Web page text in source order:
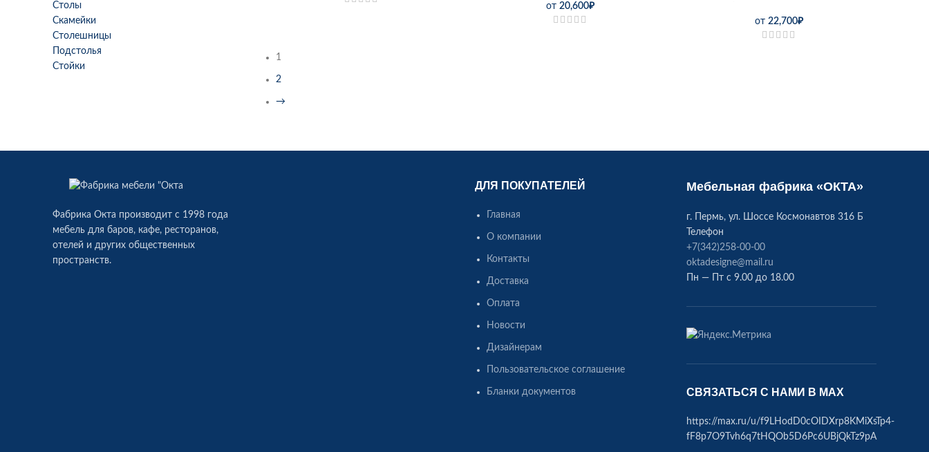
Столы
Скамейки
Столешницы
Подстолья
Стойки
от 20,600₽
от 22,700₽
1
2
→
Фабрика Окта производит c 1998 года
мебель для баров, кафе, ресторанов,
отелей и других общественных
пространств.
ДЛЯ ПОКУПАТЕЛЕЙ
Главная
О компании
Контакты
Доставка
Оплата
Новости
Дизайнерам
Пользовательское соглашение
Бланки документов
Мебельная фабрика «ОКТА»
г. Пермь, ул. Шоссе Космонавтов 316 Б
Телефон
+7(342)258-00-00
oktadesigne@mail.ru
Пн — Пт с 9.00 до 18.00
СВЯЗАТЬСЯ С НАМИ В МАХ
https://max.ru/u/f9LHodD0cOIDXrp8KMiXsTp4-
fF8p7O9Tvh6q7tHQOb5D6Pc6UBjQkTz9pA